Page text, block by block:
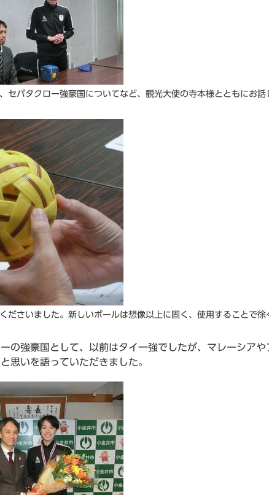
セパタクロー強豪国についてなど、観光大使の寺本様とともにお話
ださいました。新しいボールは想像以上に固く、使用することで徐
の強豪国として、以前はタイ一強でしたが、マレーシア
思いを語っていただきました。